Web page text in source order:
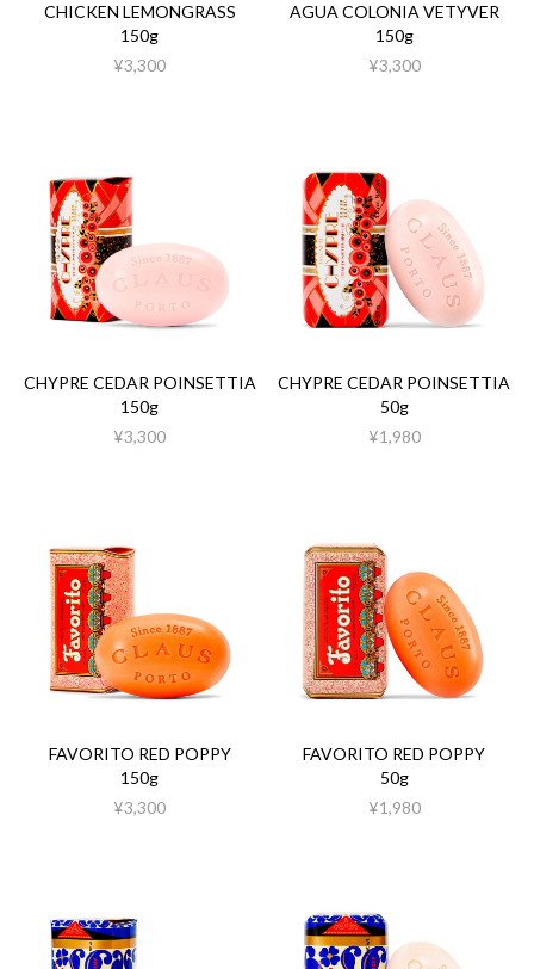
CHICKEN LEMONGRASS
150g
¥3,300
AGUA COLONIA VETYVER
150g
¥3,300
CHYPRE CEDAR POINSETTIA
150g
¥3,300
CHYPRE CEDAR POINSETTIA
50g
¥1,980
FAVORITO RED POPPY
150g
¥3,300
FAVORITO RED POPPY
50g
¥1,980